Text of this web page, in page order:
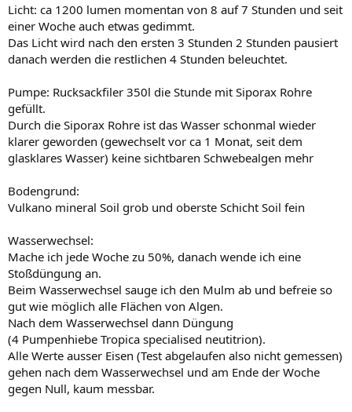
Licht: ca 1200 lumen momentan von 8 auf 7 Stunden und seit
einer Woche auch etwas gedimmt.
Das Licht wird nach den ersten 3 Stunden 2 Stunden pausiert
danach werden die restlichen 4 Stunden beleuchtet.
Pumpe: Rucksackfiler 350l die Stunde mit Siporax Rohre
gefüllt.
Durch die Siporax Rohre ist das Wasser schonmal wieder
klarer geworden (gewechselt vor ca 1 Monat, seit dem
glasklares Wasser) keine sichtbaren Schwebealgen mehr
Bodengrund:
Vulkano mineral Soil grob und oberste Schicht Soil fein
Wasserwechsel:
Mache ich jede Woche zu 50%, danach wende ich eine
Stoßdüngung an.
Beim Wasserwechsel sauge ich den Mulm ab und befreie so
gut wie möglich alle Flächen von Algen.
Nach dem Wasserwechsel dann Düngung
(4 Pumpenhiebe Tropica specialised neutitrion).
Alle Werte ausser Eisen (Test abgelaufen also nicht gemessen)
gehen nach dem Wasserwechsel und am Ende der Woche
gegen Null, kaum messbar.